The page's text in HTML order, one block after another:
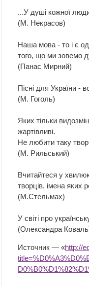
...У душі кожної
(М. Некрасов)
Наша мова - то і є
того, що ми зовемо
(Панас Мирний)
Пісні для України -
(М. Гоголь)
Яких тільки видозмін
жартівливі.
Не любити таку
(М. Рильський)
Вчитайтеся у
творців, імена яких
(М.Стельмах)
У світі про
(Олександра
Источник — «http://